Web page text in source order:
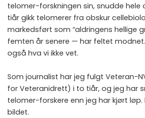
telomer-forskningen sin, snudde hele
tiår gikk telomerer fra obskur
markedsført som “aldringens hellige
femten år senere — har feltet
også hva vi ikke vet.
Som journalist har jeg fulgt Veteran-
for Veteranidrett) i to tiår, og jeg har
telomer-forskere enn jeg har kjørt løp.
bildet.